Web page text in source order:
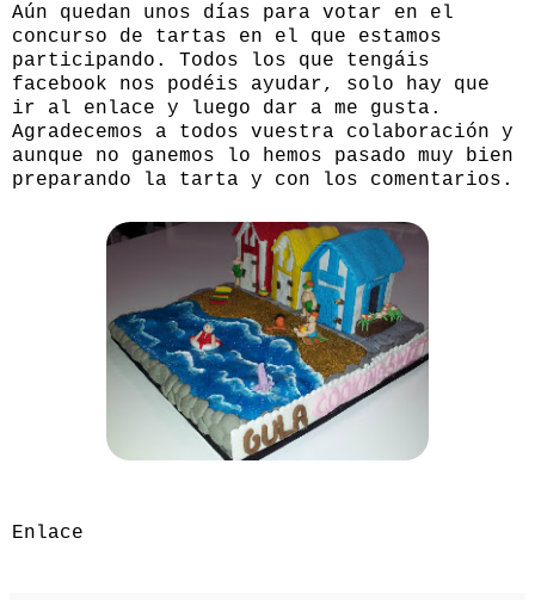
Aún quedan unos días para votar en el
concurso de tartas en el que estamos
participando. Todos los que tengáis
facebook nos podéis ayudar, solo hay que
ir al enlace y luego dar a me gusta.
Agradecemos a todos vuestra colaboración y
aunque no ganemos lo hemos pasado muy bien
preparando la tarta y con los comentarios.
Enlace